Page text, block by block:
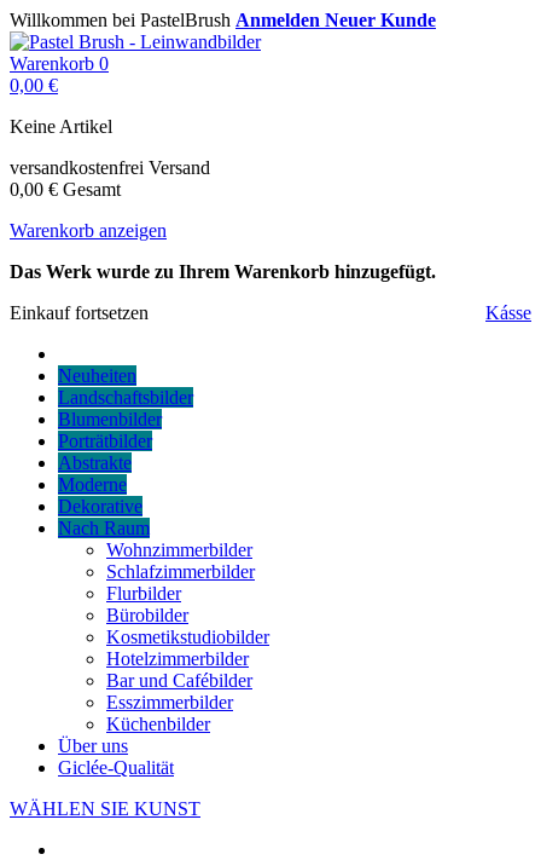
Willkommen bei PastelBrush Anmelden Neuer Kunde
Warenkorb 0
0,00 €
Keine Artikel
versandkostenfrei Versand
0,00 € Gesamt
Warenkorb anzeigen
Das Werk wurde zu Ihrem Warenkorb hinzugefügt.
Einkauf fortsetzen
Kásse
Neuheiten
Landschaftsbilder
Blumenbilder
Porträtbilder
Abstrakte
Moderne
Dekorative
Nach Raum
Wohnzimmerbilder
Schlafzimmerbilder
Flurbilder
Bürobilder
Kosmetikstudiobilder
Hotelzimmerbilder
Bar und Cafébilder
Esszimmerbilder
Küchenbilder
Über uns
Giclée-Qualität
WÄHLEN SIE KUNST